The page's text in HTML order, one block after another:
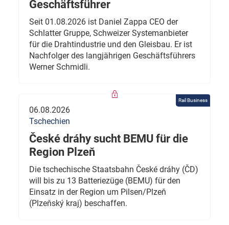
Geschäftsführer
Seit 01.08.2026 ist Daniel Zappa CEO der
Schlatter Gruppe, Schweizer Systemanbieter
für die Drahtindustrie und den Gleisbau. Er ist
Nachfolger des langjährigen Geschäftsführers
Werner Schmidli.
Rail Business
06.08.2026
Tschechien
České dráhy sucht BEMU für die
Region Plzeň
Die tschechische Staatsbahn České dráhy (ČD)
will bis zu 13 Batteriezüge (BEMU) für den
Einsatz in der Region um Pilsen/Plzeň
(Plzeňský kraj) beschaffen.